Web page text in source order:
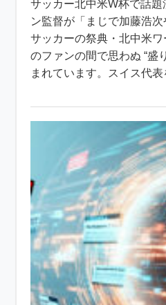
サッカー北中米W杯で話
ン監督が「まじで加藤浩
サッカーの祭典・北中米
のファンの間で思わぬ “盛
まれています。スイス代